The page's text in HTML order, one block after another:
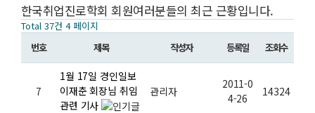
한국취업진로학회 회원여러분들의 최근 근황입니다.
Total 37건 4 페이지
번호
제목 작성자 등록일 조회수
7
1월 17일 경인일보
이재춘 회장님 취임
관련 기사
관리자
2011-0
4-26
14324